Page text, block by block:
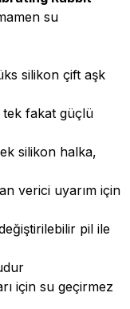
su
silikon çift aşk
tek fakat güçlü
silikon halka,
verici uyarım için
pil ile
için su geçirmez